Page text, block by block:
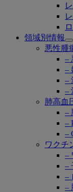
領域別情報
悪性腫
–
–
–
–
肺高血
–
–
–
ワクチ
–
–
–
–